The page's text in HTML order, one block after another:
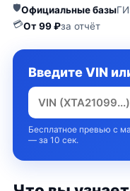
🛡Официальные базы
💳От 99 ₽за отчёт
Введите VIN
Бесплатное превью с
— за 10 сек.